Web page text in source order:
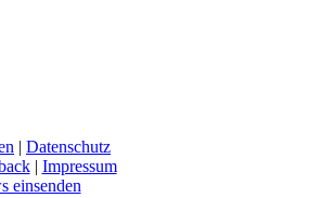
| Datenschutz
| Impressum
einsenden